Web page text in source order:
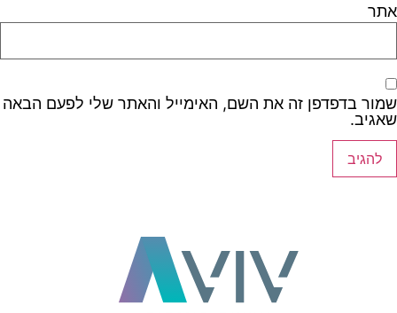
אתר
שמור בדפדפן זה את השם, האימייל והאתר שלי לפעם הבאה
שאגיב.